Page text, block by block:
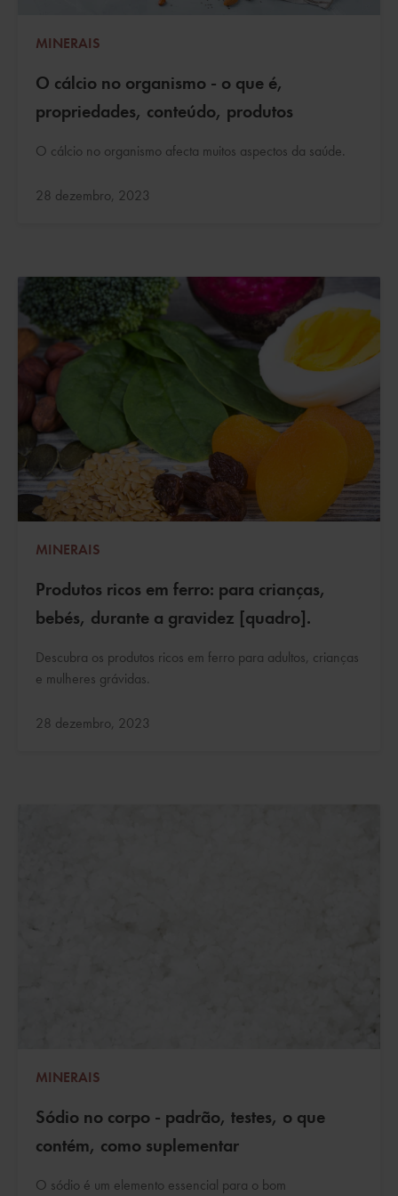
MINERAIS
O cálcio no organismo - o que é,
propriedades, conteúdo, produtos
O cálcio no organismo afecta muitos aspectos da saúde.
Atualizado:
28 dezembro, 2023
MINERAIS
Produtos ricos em ferro: para crianças,
bebés, durante a gravidez [quadro].
Descubra os produtos ricos em ferro para adultos, crianças
e mulheres grávidas.
Atualizado:
28 dezembro, 2023
MINERAIS
Sódio no corpo - padrão, testes, o que
contém, como suplementar
O sódio é um elemento essencial para o bom